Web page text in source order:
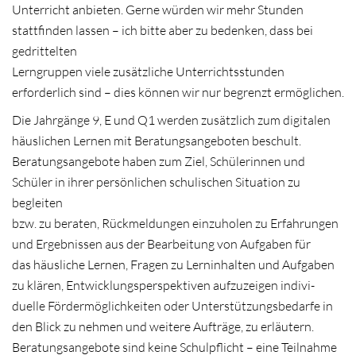
Unterricht anbieten. Gerne würden wir mehr Stunden
stattfinden lassen – ich bitte aber zu bedenken, dass bei
gedrittelten
Lerngruppen viele zusätzliche Unterrichtsstunden
erforderlich sind – dies können wir nur begrenzt ermöglichen.
Die Jahrgänge 9, E und Q1 werden zusätzlich zum digitalen
häuslichen Lernen mit Beratungsangeboten beschult.
Beratungsangebote haben zum Ziel, Schülerinnen und
Schüler in ihrer persönlichen schulischen Situation zu
begleiten
bzw. zu beraten, Rückmeldungen einzuholen zu Erfahrungen
und Ergebnissen aus der Bearbeitung von Aufgaben für
das häusliche Lernen, Fragen zu Lerninhalten und Aufgaben
zu klären, Entwicklungsperspektiven aufzuzeigen indivi-
duelle Fördermöglichkeiten oder Unterstützungsbedarfe in
den Blick zu nehmen und weitere Aufträge, zu erläutern.
Beratungsangebote sind keine Schulpflicht – eine Teilnahme